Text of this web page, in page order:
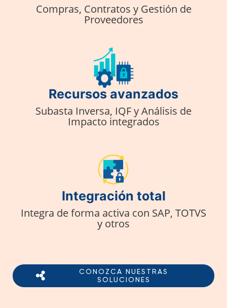
Compras, Contratos y Gestión de
Proveedores
Recursos avanzados
Subasta Inversa, IQF y Análisis de
Impacto integrados
Integración total
Integra de forma activa con SAP, TOTVS
y otros
CONOZCA NUESTRAS
SOLUCIONES